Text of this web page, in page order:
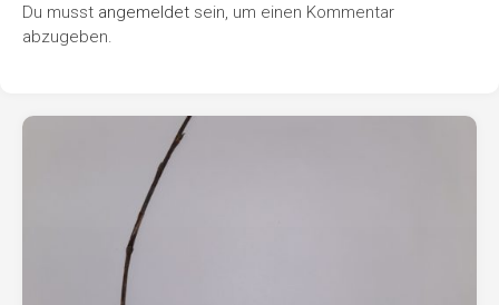
Du musst angemeldet sein, um einen Kommentar
abzugeben.